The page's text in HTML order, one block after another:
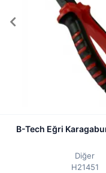
B-Tech Eğri
Diğer
H21451